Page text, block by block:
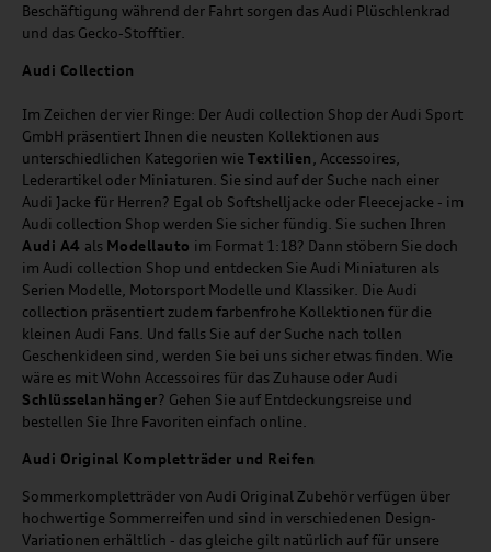
Beschäftigung während der Fahrt sorgen das Audi Plüschlenkrad
und das Gecko-Stofftier.
Audi Collection
Im Zeichen der vier Ringe: Der Audi collection Shop der Audi Sport
GmbH präsentiert Ihnen die neusten Kollektionen aus
unterschiedlichen Kategorien wie Textilien, Accessoires,
Lederartikel oder Miniaturen. Sie sind auf der Suche nach einer
Audi Jacke für Herren? Egal ob Softshelljacke oder Fleecejacke - im
Audi collection Shop werden Sie sicher fündig. Sie suchen Ihren
Audi A4 als Modellauto im Format 1:18? Dann stöbern Sie doch
im Audi collection Shop und entdecken Sie Audi Miniaturen als
Serien Modelle, Motorsport Modelle und Klassiker. Die Audi
collection präsentiert zudem farbenfrohe Kollektionen für die
kleinen Audi Fans. Und falls Sie auf der Suche nach tollen
Geschenkideen sind, werden Sie bei uns sicher etwas finden. Wie
wäre es mit Wohn Accessoires für das Zuhause oder Audi
Schlüsselanhänger? Gehen Sie auf Entdeckungsreise und
bestellen Sie Ihre Favoriten einfach online.
Audi Original Kompletträder und Reifen
Sommerkompletträder von Audi Original Zubehör verfügen über
hochwertige Sommerreifen und sind in verschiedenen Design-
Variationen erhältlich - das gleiche gilt natürlich auf für unsere